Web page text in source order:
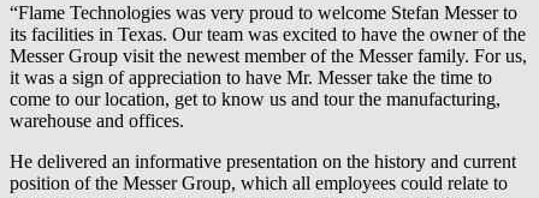
“Flame Technologies was very proud to welcome Stefan Messer to
its facilities in Texas. Our team was excited to have the owner of the
Messer Group visit the newest member of the Messer family. For us,
it was a sign of appreciation to have Mr. Messer take the time to
come to our location, get to know us and tour the manufacturing,
warehouse and offices.
He delivered an informative presentation on the history and current
position of the Messer Group, which all employees could relate to